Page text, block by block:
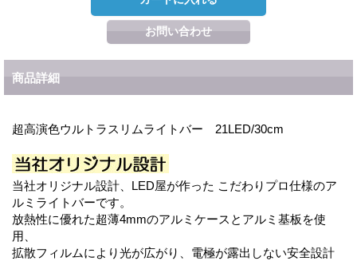
商品詳細
超高演色ウルトラスリムライトバー 21LED/30cm
当社オリジナル設計、LED屋が作った こだわりプロ仕様のア
ルミライトバーです。
放熱性に優れた超薄4mmのアルミケースとアルミ基板を使
用、
拡散フィルムにより光が広がり、電極が露出しない安全設計